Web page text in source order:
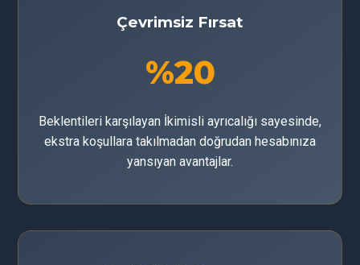
Çevrimsiz Fırsat
%20
Beklentileri karşılayan İkimisli ayrıcalığı sayesinde,
ekstra koşullara takılmadan doğrudan hesabınıza
yansıyan avantajlar.